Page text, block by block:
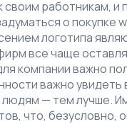
работникам,
о покупке
логотипа
все чаще
компании важно
важно
людям — тем лучше.
что,